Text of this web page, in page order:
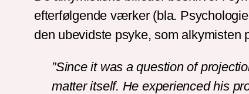
efterfølgende værker (bla.
den ubevidste psyke, som alkymisten
”Since it was a question of
matter itself. He experienced his